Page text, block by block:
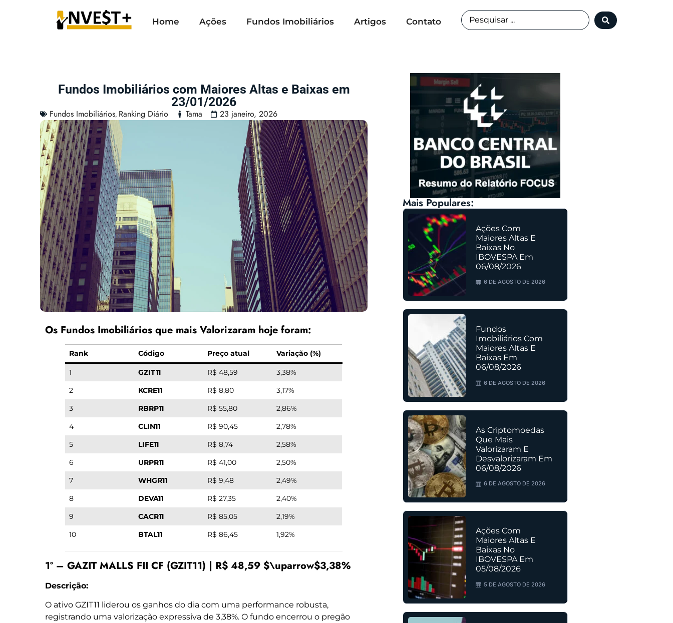
Home Ações Fundos Imobiliários Artigos Contato
Fundos Imobiliários com Maiores Altas e Baixas em
23/01/2026
Fundos Imobiliários, Ranking Diário Tama 23 janeiro, 2026
Os Fundos Imobiliários que mais Valorizaram hoje foram:
Rank Código Preço atual Variação (%)
1 GZIT11 R$ 48,59
3,38%
2
KCRE11 R$ 8,80
3,17%
3
RBRP11 R$ 55,80
2,86%
4
CLIN11 R$ 90,45
2,78%
5
LIFE11 R$ 8,74
2,58%
6
URPR11 R$ 41,00
2,50%
7
WHGR11 R$ 9,48
2,49%
8
DEVA11 R$ 27,35
2,40%
9
CACR11 R$ 85,05
2,19%
10
BTAL11 R$ 86,45 1,92%
1º – GAZIT MALLS FII CF (GZIT11) | R$ 48,59 $\uparrow$3,38%
Descrição:
O ativo GZIT11 liderou os ganhos do dia com uma performance robusta,
registrando uma valorização expressiva de 3,38%. O fundo encerrou o pregão
Mais Populares:
Ações Com
Maiores Altas E
Baixas No
IBOVESPA Em
06/08/2026
6 DE AGOSTO DE 2026
Fundos
Imobiliários Com
Maiores Altas E
Baixas Em
06/08/2026
6 DE AGOSTO DE 2026
As Criptomoedas
Que Mais
Valorizaram E
Desvalorizaram Em
06/08/2026
6 DE AGOSTO DE 2026
Ações Com
Maiores Altas E
Baixas No
IBOVESPA Em
05/08/2026
5 DE AGOSTO DE 2026